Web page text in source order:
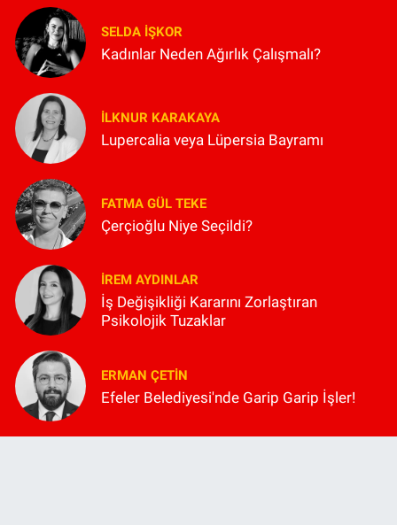
SELDA İŞKOR
Kadınlar Neden Ağırlık Çalışmalı?
İLKNUR KARAKAYA
Lupercalia veya Lüpersia Bayramı
FATMA GÜL TEKE
Çerçioğlu Niye Seçildi?
İREM AYDINLAR
İş Değişikliği Kararını Zorlaştıran
Psikolojik Tuzaklar
ERMAN ÇETIN
Efeler Belediyesi'nde Garip Garip İşler!